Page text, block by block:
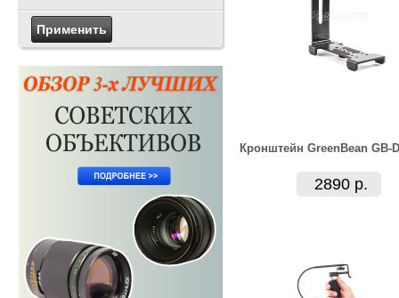
Кронштейн GreenBean GB-
2890 р.